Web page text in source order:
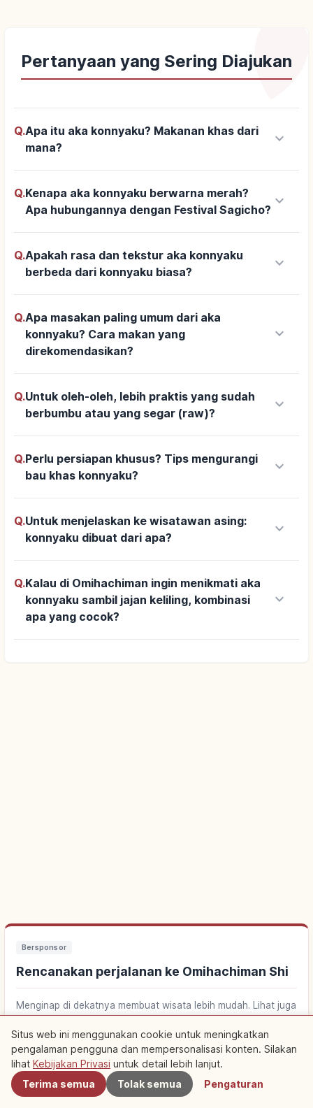
Pertanyaan yang Sering Diajukan
Q.Apa itu aka konnyaku? Makanan khas dari
mana?
keyboard_arrow_down
Q.Kenapa aka konnyaku berwarna merah?
Apa hubungannya dengan Festival Sagicho? keyboard_arrow_down
Q.Apakah rasa dan tekstur aka konnyaku
berbeda dari konnyaku biasa?
keyboard_arrow_down
Q.Apa masakan paling umum dari aka
konnyaku? Cara makan yang
direkomendasikan?
keyboard_arrow_down
Q.Untuk oleh-oleh, lebih praktis yang sudah
berbumbu atau yang segar (raw)?
keyboard_arrow_down
Q.Perlu persiapan khusus? Tips mengurangi
bau khas konnyaku?
keyboard_arrow_down
Q.Untuk menjelaskan ke wisatawan asing:
konnyaku dibuat dari apa?
keyboard_arrow_down
Q.Kalau di Omihachiman ingin menikmati aka
konnyaku sambil jajan keliling, kombinasi
apa yang cocok?
keyboard_arrow_down
Bersponsor
Rencanakan perjalanan ke Omihachiman Shi
Menginap di dekatnya membuat wisata lebih mudah. Lihat juga
Cari penginapan dekat Omihachiman Shi↗
Cari aktivitas di Omihachiman Shi
Terdekat
Pelajari Makanan Jelajahi Shiga
Situs web ini menggunakan cookie untuk meningkatkan
pengalaman pengguna dan mempersonalisasi konten. Silakan
lihat Kebijakan Privasi untuk detail lebih lanjut.
Terima semua
Tolak semua Pengaturan